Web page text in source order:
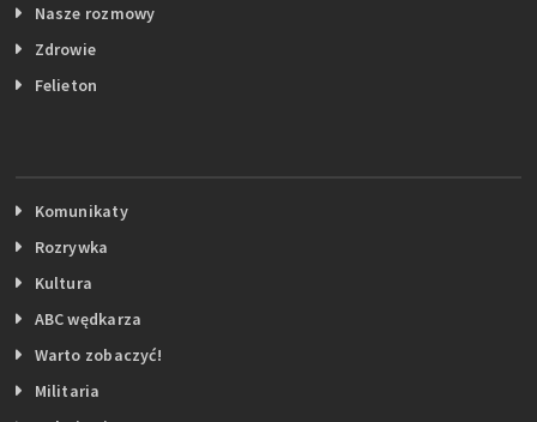
Nasze rozmowy
Zdrowie
Felieton
Komunikaty
Rozrywka
Kultura
ABC wędkarza
Warto zobaczyć!
Militaria